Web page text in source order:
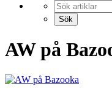
AW på